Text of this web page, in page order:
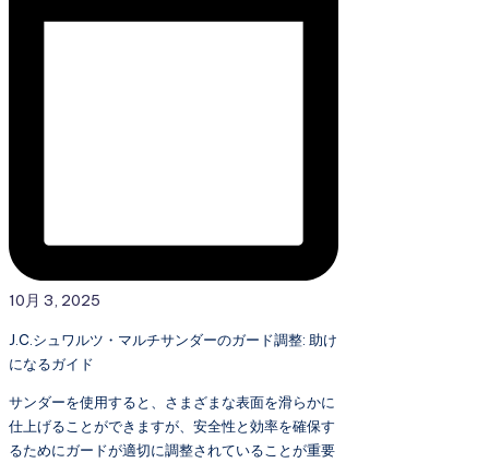
10月 3, 2025
J.C.シュワルツ・マルチサンダーのガード調整: 助け
になるガイド
サンダーを使用すると、さまざまな表面を滑らかに
仕上げることができますが、安全性と効率を確保す
るためにガードが適切に調整されていることが重要